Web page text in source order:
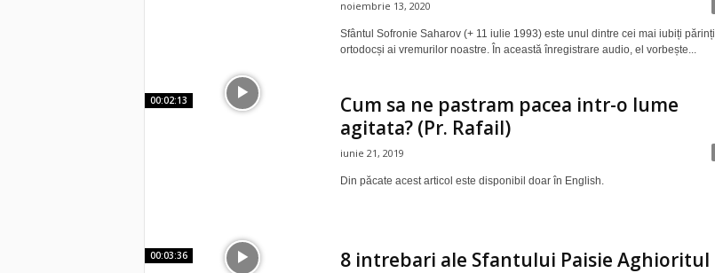
noiembrie 13, 2020
Sfântul Sofronie Saharov (+ 11 iulie 1993) este unul dintre cei mai iubiți părinți
ortodocși ai vremurilor noastre. În această înregistrare audio, el vorbește...
00:02:13
Cum sa ne pastram pacea intr-o lume
agitata? (Pr. Rafail)
iunie 21, 2019
Din păcate acest articol este disponibil doar în English.
00:03:36 8 intrebari ale Sfantului Paisie Aghioritul